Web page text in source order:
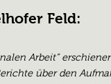
Feld:
Arbeit“
über den